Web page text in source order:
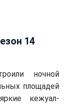
14
ночной
площадей
кежуал-